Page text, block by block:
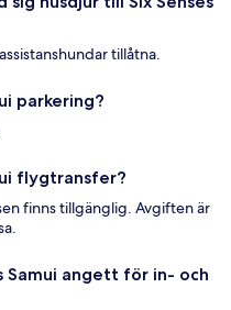
tillåtna.
parkering?
flygtransfer?
finns tillgänglig. Avgiften är
Samui angett för in- och